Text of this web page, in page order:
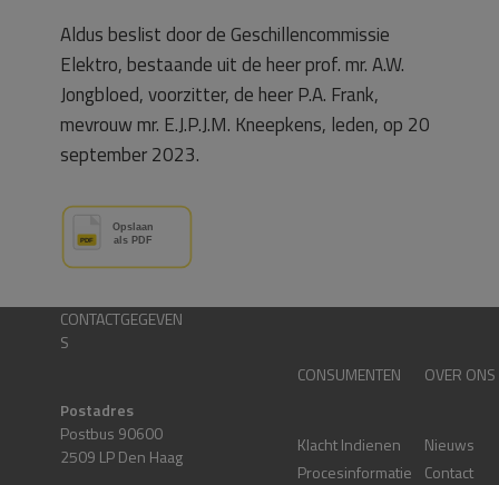
Aldus beslist door de Geschillencommissie
Elektro, bestaande uit de heer prof. mr. A.W.
Jongbloed, voorzitter, de heer P.A. Frank,
mevrouw mr. E.J.P.J.M. Kneepkens, leden, op 20
september 2023.
CONTACTGEGEVEN
S
Postadres
Postbus 90600
2509 LP Den Haag
CONSUMENTEN
Klacht Indienen
Procesinformatie
OVER ONS
Nieuws
Contact